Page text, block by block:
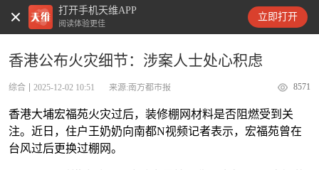
打开手机天维APP
阅读体验更佳
立即打开
天维新闻
香港公布火灾细节：涉案人士处心积虑
综合 2025-12-02 10:51 来源:南方都市报 8571
香港大埔宏福苑火灾过后，装修棚网材料是否阻燃受到关
注。近日，住户王奶奶向南都N视频记者表示，宏福苑曾在
台风过后更换过棚网。